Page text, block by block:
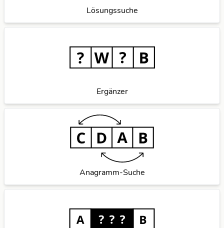
Lösungssuche
Ergänzer
Anagramm-Suche